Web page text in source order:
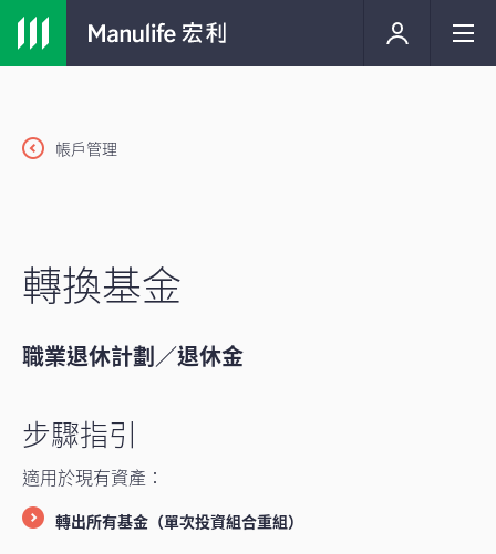
帳戶管理
轉換基金
職業退休計劃／退休金
步驟指引
適用於現有資產：
轉出所有基金（單次投資組合重組）